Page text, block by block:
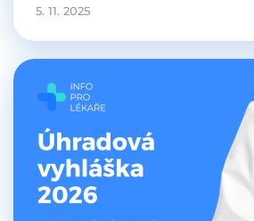
5. 11. 2025